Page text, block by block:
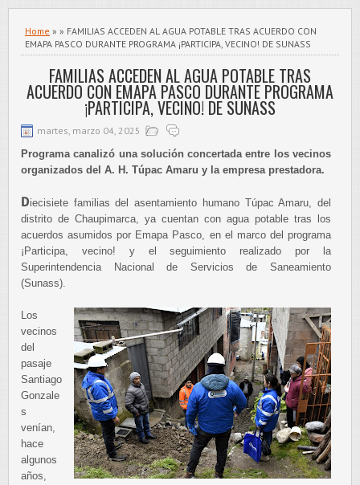
Home » » FAMILIAS ACCEDEN AL AGUA POTABLE TRAS ACUERDO CON
EMAPA PASCO DURANTE PROGRAMA ¡PARTICIPA, VECINO! DE SUNASS
FAMILIAS ACCEDEN AL AGUA POTABLE TRAS
ACUERDO CON EMAPA PASCO DURANTE PROGRAMA
¡PARTICIPA, VECINO! DE SUNASS
martes, marzo 04, 2025
Programa canalizó una solución concertada entre los vecinos
organizados del A. H. Túpac Amaru y la empresa prestadora.
Diecisiete familias del asentamiento humano Túpac Amaru, del
distrito de Chaupimarca, ya cuentan con agua potable tras los
acuerdos asumidos por Emapa Pasco, en el marco del programa
¡Participa, vecino! y el seguimiento realizado por la
Superintendencia Nacional de Servicios de Saneamiento
(Sunass).
Los
vecinos
del
pasaje
Santiago
Gonzale
s
venían,
hace
algunos
años,